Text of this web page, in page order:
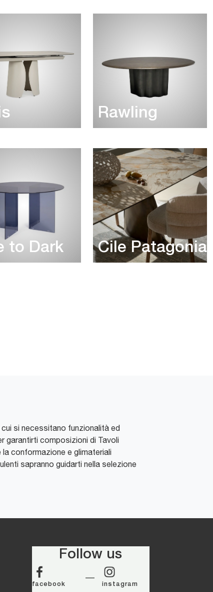
Rawling
to Dark Cile Patagonia
si necessitano funzionalità ed
garantirti composizioni di Tavoli
conformazione e glimateriali
sapranno guidarti nella selezione
Follow us
facebook instagram